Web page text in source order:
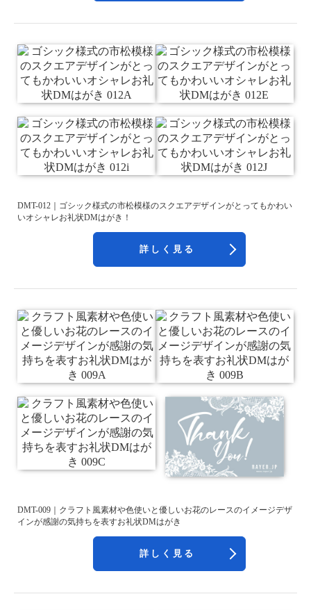
DMT-012｜ゴシック様式の市松模様のスクエアデザインがとってもかわい
いオシャレお礼状DMはがき！
詳しく見る
DMT-009｜クラフト風素材や色使いと優しいお花のレースのイメージデザ
インが感謝の気持ちを表すお礼状DMはがき
詳しく見る